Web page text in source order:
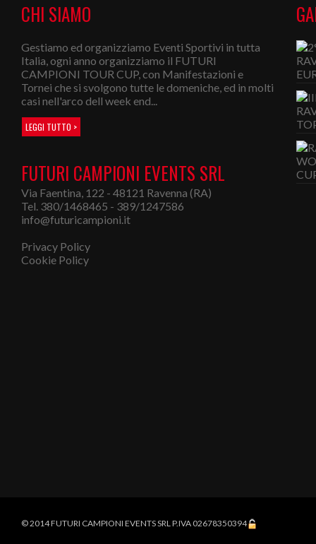
CHI SIAMO
Gestiamo ed organizziamo Eventi Sportivi in tutta
Italia, ogni anno organizziamo il FUTURI
CAMPIONI TOUR CUP, con Manifestazioni e
Tornei che si svolgono tutte le domeniche, ed in molti
casi nell'arco dell week end...
LEGGI TUTTO >
FUTURI CAMPIONI EVENTS SRL
Via Faentina, 122 - 48121 Ravenna (RA)
Tel. 380/1468465 - 389/1247586
info@futuricampioni.it
Privacy Policy
Cookie Policy
© 2014 FUTURI CAMPIONI EVENTS SRL P.IVA 02678350394